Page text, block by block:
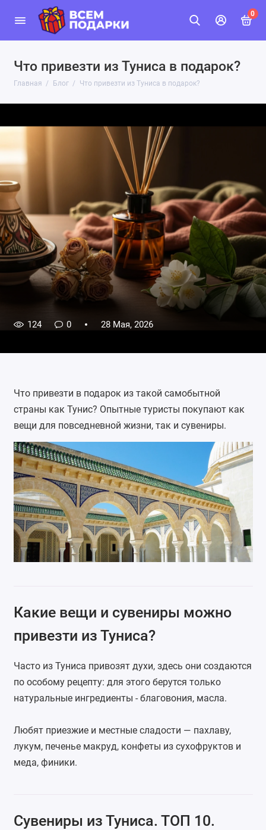
0
Что привезти из Туниса в подарок?
Главная Блог Что привезти из Туниса в подарок?
124 0 28 Мая, 2026
Что привезти в подарок из такой самобытной
страны как Тунис? Опытные туристы покупают как
вещи для повседневной жизни, так и сувениры.
Какие вещи и сувениры можно
привезти из Туниса?
Часто из Туниса привозят духи, здесь они создаются
по особому рецепту: для этого берутся только
натуральные ингредиенты - благовония, масла.
Любят приезжие и местные сладости — пахлаву,
лукум, печенье макруд, конфеты из сухофруктов и
меда, финики.
Сувениры из Туниса. ТОП 10.